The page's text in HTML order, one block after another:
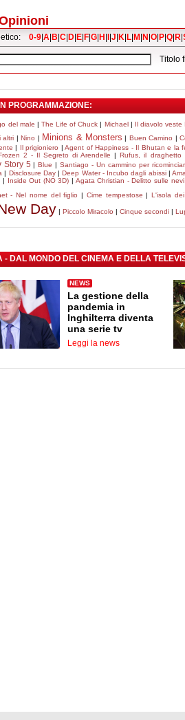
0-9 A B C D E F G H J K L M N O P Q R
Titolo
IN PROGRAMMAZIONE:
del male | The Life of Chuck | Michael| Il diavolo veste
altri |Nino | Minions & Monsters | Buen Camino |
| Il prigioniero |Agent of Happiness - Il Bhutan e la
2 - Il Segreto di Arendelle |Rufus, il draghetto
Story 5 |Blue |Santiago - Un cammino per
| Disclosure Day|Deep Water - Incubo dagli abissi|
| Inside Out (NO 3D) | Agata Christian - Delitto sulle nevi
- Nel nome del figlio | Cime tempestose |L'isola
Day | Piccolo Miracolo | Cinque secondi |
- DAL MONDO DEL CINEMA E DELLA
NEWS
La gestione della
pandemia in
Inghilterra diventa
una serie tv
Leggi la news